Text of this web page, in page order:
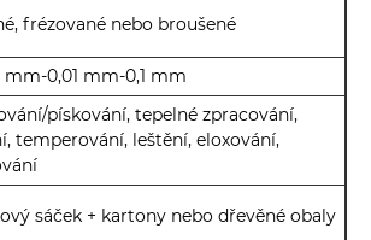
frézované nebo broušené
mm-0,01 mm-0,1 mm
pískování, tepelné zpracování,
temperování, leštění, eloxování,
sáček + kartony nebo dřevěné obaly